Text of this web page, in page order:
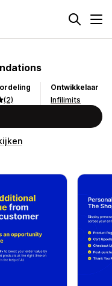
(2)
Ontwikkelaar
Infilimits